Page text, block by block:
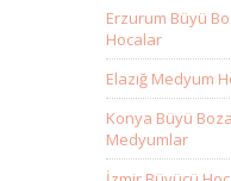
Erzurum Büyü
Hocalar
Elazığ Medyum
Konya Büyü
Medyumlar